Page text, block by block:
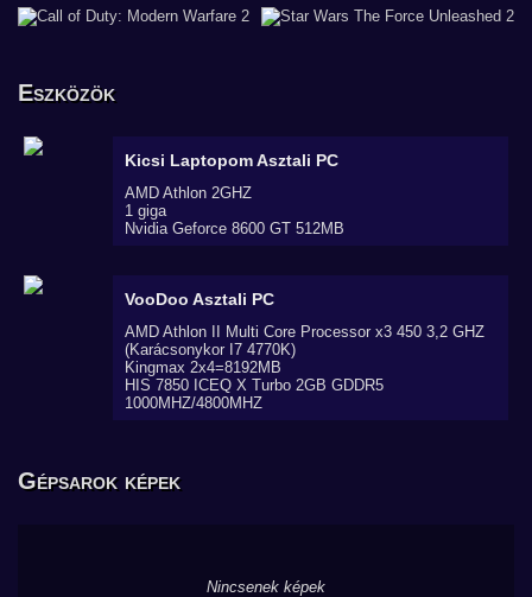
Eszközök
Kicsi LaptopomAsztali PC
AMD Athlon 2GHZ
1 giga
Nvidia Geforce 8600 GT 512MB
VooDoo Asztali PC
AMD Athlon II Multi Core Processor x3 450 3,2 GHZ
(Karácsonykor I7 4770K)
Kingmax 2x4=8192MB
HIS 7850 ICEQ X Turbo 2GB GDDR5
1000MHZ/4800MHZ
Gépsarok képek
Nincsenek képek